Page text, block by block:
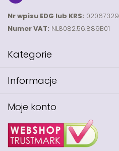
Nr wpisu EDG lub KRS: 02067329
Numer VAT: NL8082.56.889B01
Kategorie
Informacje
Moje konto